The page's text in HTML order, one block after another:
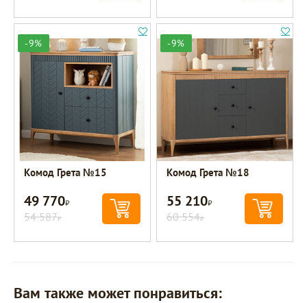
-9%
Комод Грета №15
49 770Р
54 587Р
-9%
Комод Грета №18
55 210Р
60 554Р
Вам также может понравиться: